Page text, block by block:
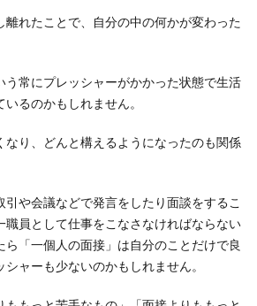
離れたことで、自分の中の何かが変わった
う常にプレッシャーがかかった状態で生活
るのかもしれません。
なり、どんと構えるようになったのも関係
や会議などで発言をしたり面談をするこ
職員として仕事をこなさなければならない
ら「一個人の面接」は自分のことだけで良
ャーも少ないのかもしれません。